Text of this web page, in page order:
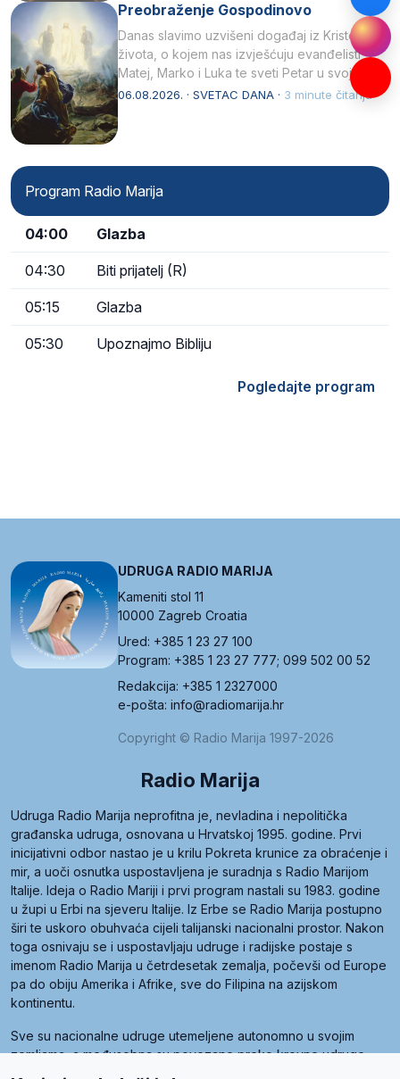
Preobraženje Gospodinovo
Danas slavimo uzvišeni događaj iz Kristova
života, o kojem nas izvješćuju evanđelisti
Matej, Marko i Luka te sveti Petar u svojoj
drugoj…
06.08.2026. · SVETAC DANA · 3 minute čitanja
Program Radio Marija
04:00 Glazba
04:30 Biti prijatelj (R)
05:15 Glazba
05:30 Upoznajmo Bibliju
Pogledajte program
UDRUGA RADIO MARIJA
Kameniti stol 11
10000 Zagreb Croatia
Ured: +385 1 23 27 100
Program: +385 1 23 27 777; 099 502 00 52
Redakcija: +385 1 2327000
e-pošta: info@radiomarija.hr
Copyright © Radio Marija 1997-2026
Radio Marija
Udruga Radio Marija neprofitna je, nevladina i nepolitička
građanska udruga, osnovana u Hrvatskoj 1995. godine. Prvi
inicijativni odbor nastao je u krilu Pokreta krunice za obraćenje i
mir, a uoči osnutka uspostavljena je suradnja s Radio Marijom
Italije. Ideja o Radio Mariji i prvi program nastali su 1983. godine
u župi u Erbi na sjeveru Italije. Iz Erbe se Radio Marija postupno
širi te uskoro obuhvaća cijeli talijanski nacionalni prostor. Nakon
toga osnivaju se i uspostavljaju udruge i radijske postaje s
imenom Radio Marija u četrdesetak zemalja, počevši od Europe
pa do obiju Amerika i Afrike, sve do Filipina na azijskom
kontinentu.
Sve su nacionalne udruge utemeljene autonomno u svojim
zemljama, a međusobna su povezane preko krovne udruge
pod nazivom Svjetska obitelj Radio Marije (World Family of